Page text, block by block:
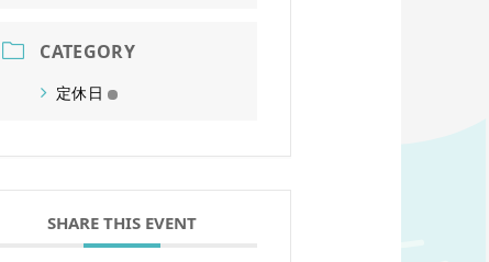
CATEGORY
定休日
SHARE THIS EVENT